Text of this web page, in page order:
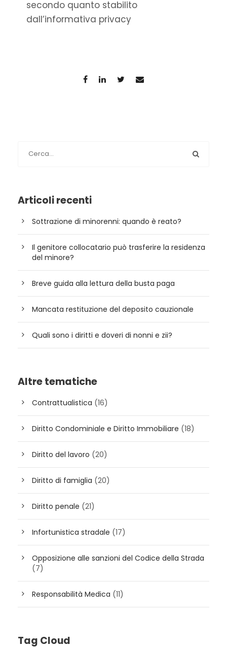
secondo quanto stabilito
dall’informativa privacy
Articoli recenti
Sottrazione di minorenni: quando è reato?
Il genitore collocatario può trasferire la residenza
del minore?
Breve guida alla lettura della busta paga
Mancata restituzione del deposito cauzionale
Quali sono i diritti e doveri di nonni e zii?
Altre tematiche
Contrattualistica (16)
Diritto Condominiale e Diritto Immobiliare (18)
Diritto del lavoro (20)
Diritto di famiglia (20)
Diritto penale (21)
Infortunistica stradale (17)
Opposizione alle sanzioni del Codice della Strada
(7)
Responsabilità Medica (11)
Tag Cloud